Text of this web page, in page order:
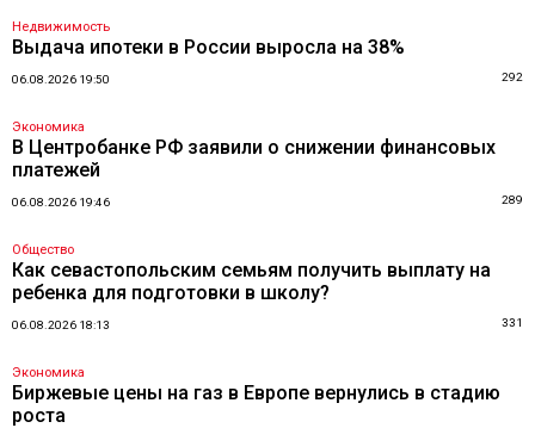
Недвижимость
Выдача ипотеки в России выросла на 38%
06.08.2026 19:50 292
Экономика
В Центробанке РФ заявили о снижении финансовых
платежей
06.08.2026 19:46 289
Общество
Как севастопольским семьям получить выплату на
ребенка для подготовки в школу?
06.08.2026 18:13 331
Экономика
Биржевые цены на газ в Европе вернулись в стадию
роста